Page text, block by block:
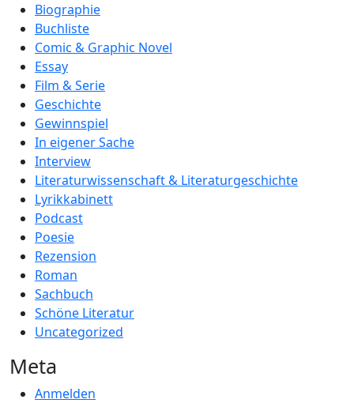
Biographie
Buchliste
Comic & Graphic Novel
Essay
Film & Serie
Geschichte
Gewinnspiel
In eigener Sache
Interview
Literaturwissenschaft & Literaturgeschichte
Lyrikkabinett
Podcast
Poesie
Rezension
Roman
Sachbuch
Schöne Literatur
Uncategorized
Meta
Anmelden